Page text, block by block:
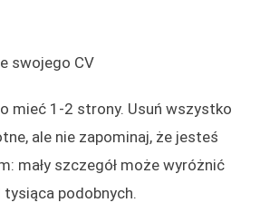
swojego CV
mieć 1-2 strony. Usuń wszystko
ale nie zapominaj, że jesteś
mały szczegół może wyróżnić
podobnych.